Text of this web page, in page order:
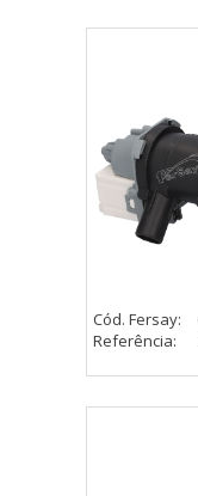
Cód. Fersay:
Referência: